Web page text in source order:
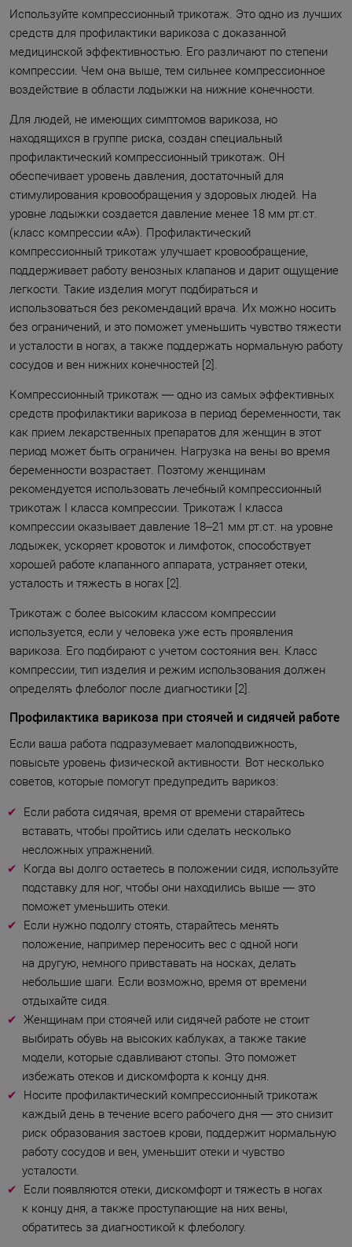
Используйте компрессионный трикотаж. Это одно из лучших
средств для профилактики варикоза с доказанной
медицинской эффективностью. Его различают по степени
компрессии. Чем она выше, тем сильнее компрессионное
воздействие в области лодыжки на нижние конечности.
Для людей, не имеющих симптомов варикоза, но
находящихся в группе риска, создан специальный
профилактический компрессионный трикотаж. ОН
обеспечивает уровень давления, достаточный для
стимулирования кровообращения у здоровых людей. На
уровне лодыжки создается давление менее 18 мм рт.ст.
(класс компрессии «А»). Профилактический
компрессионный трикотаж улучшает кровообращение,
поддерживает работу венозных клапанов и дарит ощущение
легкости. Такие изделия могут подбираться и
использоваться без рекомендаций врача. Их можно носить
без ограничений, и это поможет уменьшить чувство тяжести
и усталости в ногах, а также поддержать нормальную работу
сосудов и вен нижних конечностей [2].
Компрессионный трикотаж — одно из самых эффективных
средств профилактики варикоза в период беременности, так
как прием лекарственных препаратов для женщин в этот
период может быть ограничен. Нагрузка на вены во время
беременности возрастает. Поэтому женщинам
рекомендуется использовать лечебный компрессионный
трикотаж I класса компрессии. Трикотаж I класса
компрессии оказывает давление 18–21 мм рт.ст. на уровне
лодыжек, ускоряет кровоток и лимфоток, способствует
хорошей работе клапанного аппарата, устраняет отеки,
усталость и тяжесть в ногах [2].
Трикотаж с более высоким классом компрессии
используется, если у человека уже есть проявления
варикоза. Его подбирают с учетом состояния вен. Класс
компрессии, тип изделия и режим использования должен
определять флеболог после диагностики [2].
Профилактика варикоза при стоячей и сидячей работе
Если ваша работа подразумевает малоподвижность,
повысьте уровень физической активности. Вот несколько
советов, которые помогут предупредить варикоз:
Если работа сидячая, время от времени старайтесь
вставать, чтобы пройтись или сделать несколько
несложных упражнений.
Когда вы долго остаетесь в положении сидя, используйте
подставку для ног, чтобы они находились выше — это
поможет уменьшить отеки.
Если нужно подолгу стоять, старайтесь менять
положение, например переносить вес с одной ноги
на другую, немного привставать на носках, делать
небольшие шаги. Если возможно, время от времени
отдыхайте сидя.
Женщинам при стоячей или сидячей работе не стоит
выбирать обувь на высоких каблуках, а также такие
модели, которые сдавливают стопы. Это поможет
избежать отеков и дискомфорта к концу дня.
Носите профилактический компрессионный трикотаж
каждый день в течение всего рабочего дня — это снизит
риск образования застоев крови, поддержит нормальную
работу сосудов и вен, уменьшит отеки и чувство
усталости.
Если появляются отеки, дискомфорт и тяжесть в ногах
к концу дня, а также проступающие на них вены,
обратитесь за диагностикой к флебологу.